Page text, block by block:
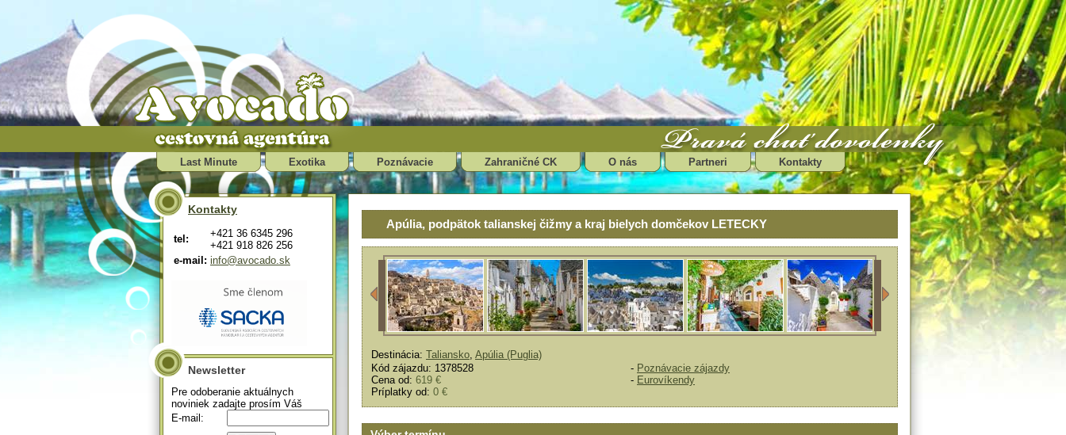
Last Minute Exotika Poznávacie Zahraničné CK O nás Partneri Kontakty
Apúlia, podpätok talianskej čižmy a kraj bielych domčekov LETECKY
Destinácia: Taliansko, Apúlia (Puglia)
Kód zájazdu: 1378528
Cena od: 619 €
Príplatky od: 0 €
- Poznávacie zájazdy
- Eurovíkendy
Kontakty
tel:
+421 36 6345 296
+421 918 826 256
e-mail: info@avocado.sk
Newsletter
Pre odoberanie aktuálnych
noviniek zadajte prosím Váš
E-mail: